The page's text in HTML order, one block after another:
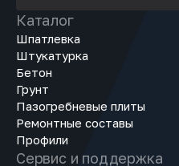
Каталог
Шпатлевка
Штукатурка
Бетон
Грунт
Пазогребневые плиты
Ремонтные составы
Профили
Сервис и поддержка